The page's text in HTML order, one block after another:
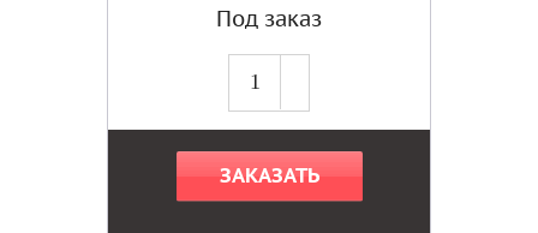
Под заказ
ЗАКАЗАТЬ